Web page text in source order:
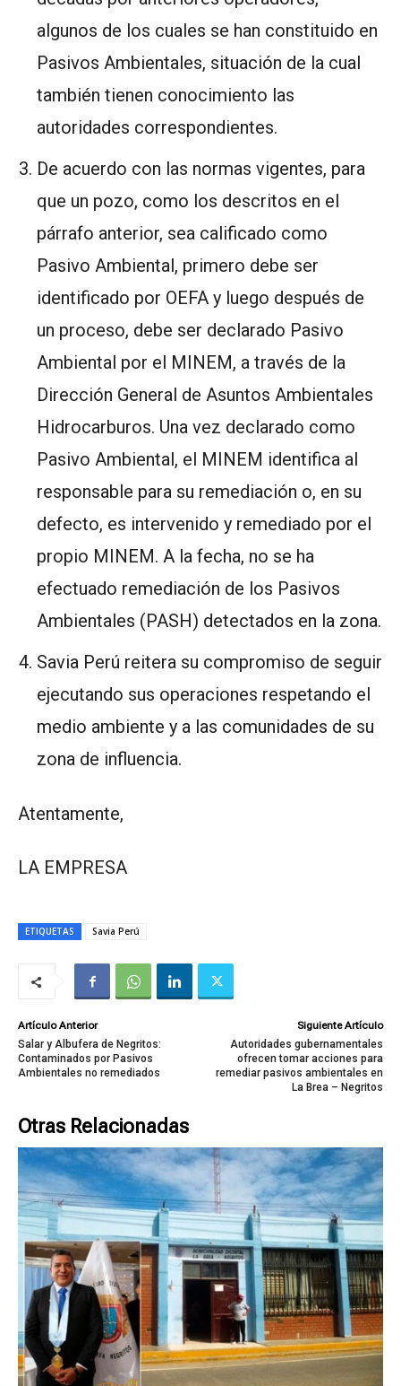
algunos de los cuales se han constituido en
Pasivos Ambientales, situación de la cual
también tienen conocimiento las
autoridades correspondientes.
De acuerdo con las normas vigentes, para
que un pozo, como los descritos en el
párrafo anterior, sea calificado como
Pasivo Ambiental, primero debe ser
identificado por OEFA y luego después de
un proceso, debe ser declarado Pasivo
Ambiental por el MINEM, a través de la
Dirección General de Asuntos Ambientales
Hidrocarburos. Una vez declarado como
Pasivo Ambiental, el MINEM identifica al
responsable para su remediación o, en su
defecto, es intervenido y remediado por el
propio MINEM. A la fecha, no se ha
efectuado remediación de los Pasivos
Ambientales (PASH) detectados en la zona.
Savia Perú reitera su compromiso de seguir
ejecutando sus operaciones respetando el
medio ambiente y a las comunidades de su
zona de influencia.
Atentamente,
LA EMPRESA
ETIQUETAS Savia Perú
Artículo Anterior
Salar y Albufera de Negritos:
Contaminados por Pasivos
Ambientales no remediados
Siguiente Artículo
Autoridades gubernamentales
ofrecen tomar acciones para
remediar pasivos ambientales en
La Brea – Negritos
Otras Relacionadas